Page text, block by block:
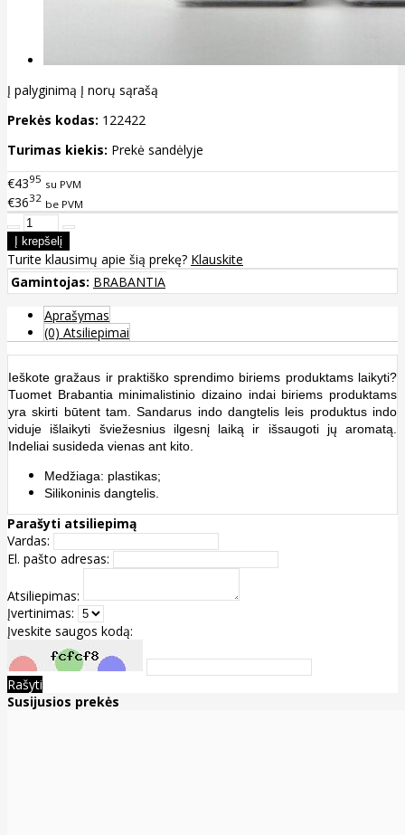
Į palyginimą Į norų sąrašą
Prekės kodas: 122422
Turimas kiekis: Prekė sandėlyje
€4395 su PVM
€3632 be PVM
Turite klausimų apie šią prekę? Klauskite
Gamintojas: BRABANTIA
Aprašymas
(0) Atsiliepimai
Ieškote gražaus ir praktiško sprendimo biriems produktams laikyti?
Tuomet Brabantia minimalistinio dizaino indai biriems produktams
yra skirti būtent tam. Sandarus indo dangtelis leis produktus indo
viduje išlaikyti šviežesnius ilgesnį laiką ir išsaugoti jų aromatą.
Indeliai susideda vienas ant kito.
Medžiaga: plastikas;
Silikoninis dangtelis.
Parašyti atsiliepimą
Vardas:
El. pašto adresas:
Atsiliepimas:
Įvertinimas:
Įveskite saugos kodą:
Rašyti
Susijusios prekės